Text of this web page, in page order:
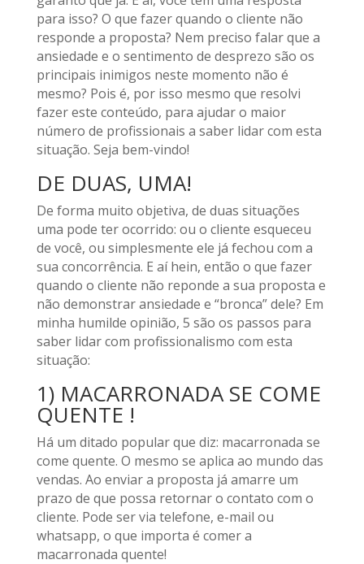
para isso? O que fazer quando o cliente não
responde a proposta? Nem preciso falar que a
ansiedade e o sentimento de desprezo são os
principais inimigos neste momento não é
mesmo? Pois é, por isso mesmo que resolvi
fazer este conteúdo, para ajudar o maior
número de profissionais a saber lidar com esta
situação. Seja bem-vindo!
DE DUAS, UMA!
De forma muito objetiva, de duas situações
uma pode ter ocorrido: ou o cliente esqueceu
de você, ou simplesmente ele já fechou com a
sua concorrência. E aí hein, então o que fazer
quando o cliente não reponde a sua proposta e
não demonstrar ansiedade e “bronca” dele? Em
minha humilde opinião, 5 são os passos para
saber lidar com profissionalismo com esta
situação:
1) MACARRONADA SE COME
QUENTE !
Há um ditado popular que diz: macarronada se
come quente. O mesmo se aplica ao mundo das
vendas. Ao enviar a proposta já amarre um
prazo de que possa retornar o contato com o
cliente. Pode ser via telefone, e-mail ou
whatsapp, o que importa é comer a
macarronada quente!